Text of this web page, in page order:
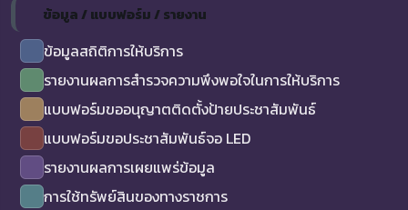
ข้อมูล / แบบฟอร์ม / รายงาน
ข้อมูลสถิติการให้บริการ
รายงานผลการสำรวจความพึงพอใจในการให้บริการ
แบบฟอร์มขออนุญาตติดตั้งป้ายประชาสัมพันธ์
แบบฟอร์มขอประชาสัมพันธ์จอ LED
รายงานผลการเผยแพร่ข้อมูล
การใช้ทรัพย์สินของทางราชการ